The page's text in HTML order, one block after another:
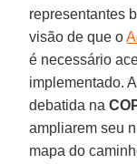
representantes
visão de que o
é necessário
implementado.
debatida na
ampliarem seu
mapa do